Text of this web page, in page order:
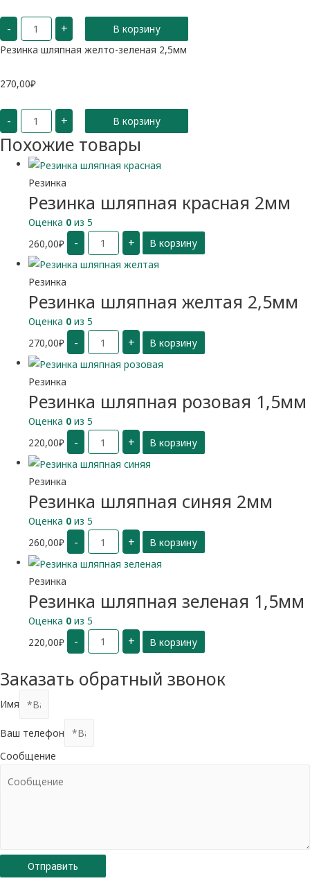
-
Количество
Резинка
шляпная
желто-
зеленая
+
В корзину
Резинка шляпная желто-зеленая 2,5мм
270,00₽
-
Количество
Резинка
шляпная
желто-
зеленая
2,5мм
+ В корзину
Похожие товары
Резинка
Резинка шляпная красная 2мм
Оценка 0 из 5
260,00₽ -
Количество
Резинка
шляпная
красная
2мм
+ В корзину
Резинка
Резинка шляпная желтая 2,5мм
Оценка 0 из 5
270,00₽ -
Количество
Резинка
шляпная
желтая
2,5мм
+ В корзину
Резинка
Резинка шляпная розовая 1,5мм
Оценка 0 из 5
220,00₽ -
Количество
Резинка
шляпная
розовая
1,5мм
+ В корзину
Резинка
Резинка шляпная синяя 2мм
Оценка 0 из 5
260,00₽ -
Количество
Резинка
шляпная
синяя
2мм
+ В корзину
Резинка
Резинка шляпная зеленая 1,5мм
Оценка 0 из 5
220,00₽ -
Количество
Резинка
шляпная
1,5мм
+ В корзину
Заказать обратный звонок
Имя
Ваш телефон
Сообщение
Отправить